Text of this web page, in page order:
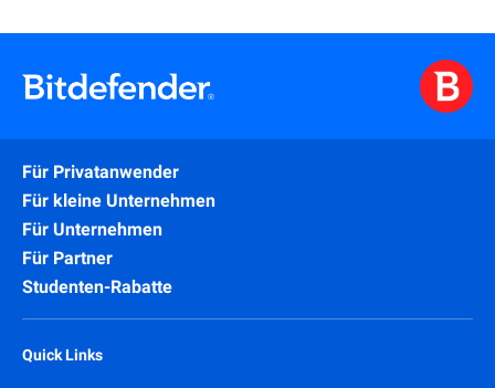
Für Privatanwender
Für kleine Unternehmen
Für Unternehmen
Für Partner
Studenten-Rabatte
Quick Links